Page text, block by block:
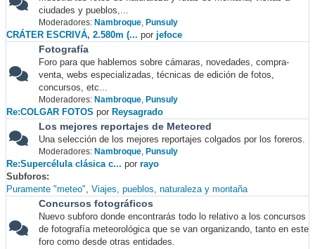
ciudades y pueblos,...
Moderadores: Nambroque, Punsuly
CRÁTER ESCRIVÁ, 2.580m (... por jefoce
Fotografía
Foro para que hablemos sobre cámaras, novedades, compra-
venta, webs especializadas, técnicas de edición de fotos,
concursos, etc...
Moderadores: Nambroque, Punsuly
Re:COLGAR FOTOS por Reysagrado
Los mejores reportajes de Meteored
Una selección de los mejores reportajes colgados por los foreros.
Moderadores: Nambroque, Punsuly
Re:Supercélula clásica c... por rayo
Subforos
Puramente "meteo" Viajes, pueblos, naturaleza y montaña
Concursos fotográficos
Nuevo subforo donde encontrarás todo lo relativo a los concursos
de fotografía meteorológica que se van organizando, tanto en este
foro como desde otras entidades.